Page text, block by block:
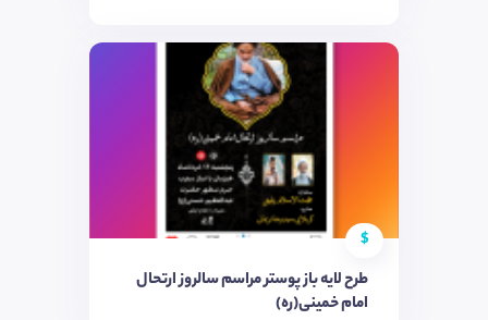
$
طرح لایه باز پوستر مراسم سالروز ارتحال
امام خمینی(ره)